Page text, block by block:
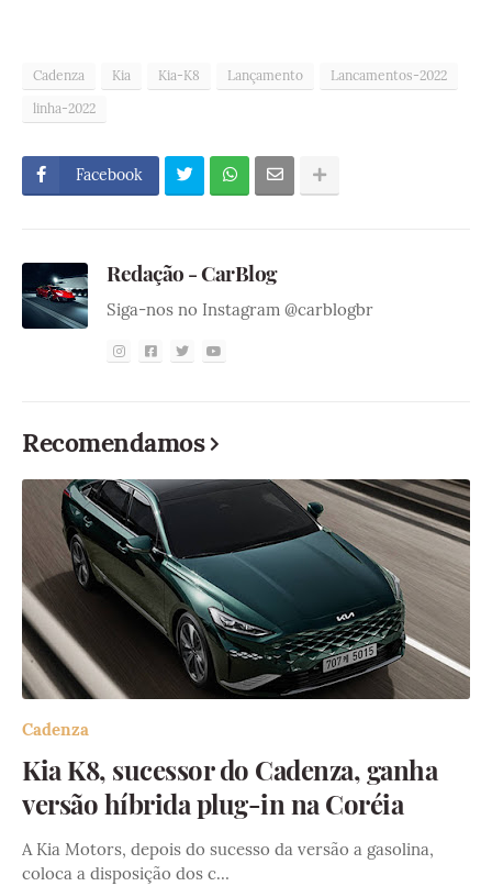
Cadenza Kia Kia-K8 Lançamento
Lancamentos-2022
linha-2022
Facebook
Redação - CarBlog
Siga-nos no Instagram @carblogbr
Recomendamos
Cadenza
Kia K8, sucessor do Cadenza, ganha
versão híbrida plug-in na Coréia
A Kia Motors, depois do sucesso da versão a gasolina,
coloca a disposição dos c…